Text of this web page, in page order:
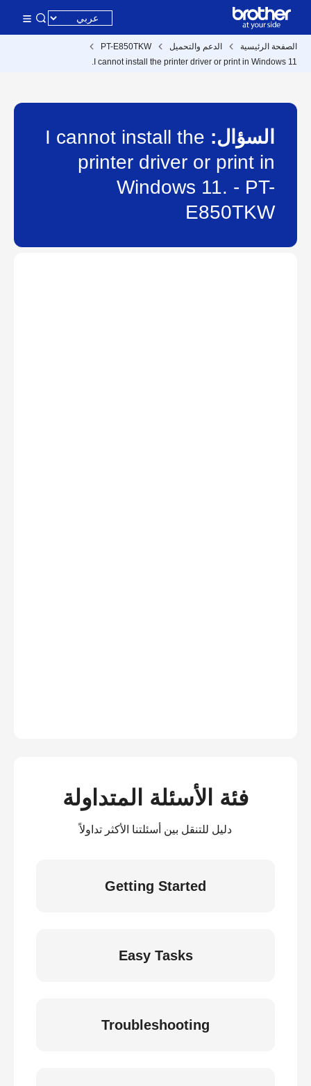
الصفحة الرئيسية الدعم والتحميل
PT-E850TKW
I cannot install the printer driver or print in Windows 11.
السؤال:
I cannot install the
printer driver or print in
Windows 11. - PT-
E850TKW
فئة الأسئلة المتداولة
دليل للتنقل بين أسئلتنا الأكثر تداولاً
Getting Started
Easy Tasks
Troubleshooting